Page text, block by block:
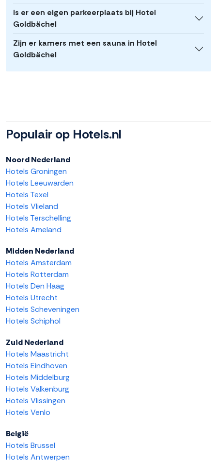
Is er een eigen parkeerplaats bij Hotel
Goldbächel
Zijn er kamers met een sauna in Hotel
Goldbächel
Populair op Hotels.nl
Noord Nederland
Hotels Groningen
Hotels Leeuwarden
Hotels Texel
Hotels Vlieland
Hotels Terschelling
Hotels Ameland
Midden Nederland
Hotels Amsterdam
Hotels Rotterdam
Hotels Den Haag
Hotels Utrecht
Hotels Scheveningen
Hotels Schiphol
Zuid Nederland
Hotels Maastricht
Hotels Eindhoven
Hotels Middelburg
Hotels Valkenburg
Hotels Vlissingen
Hotels Venlo
België
Hotels Brussel
Hotels Antwerpen